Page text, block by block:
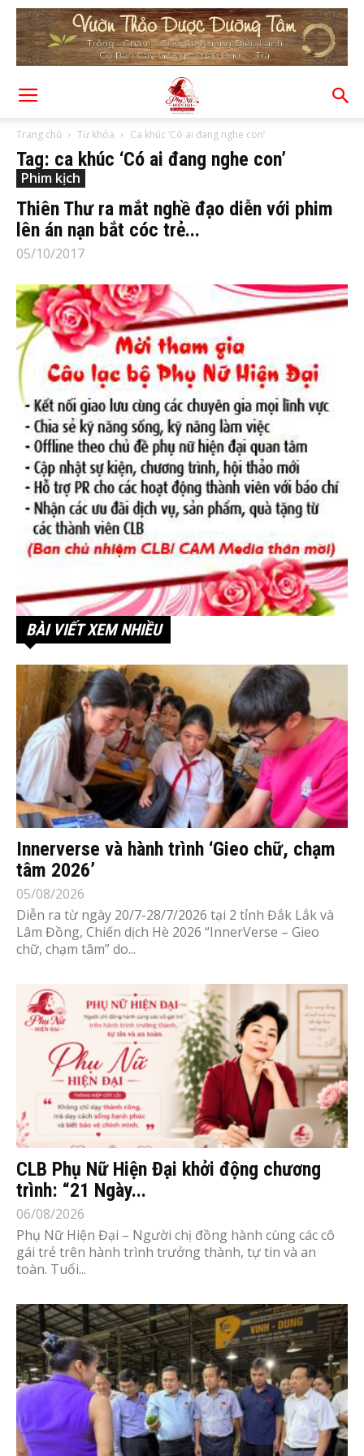
Trang chủ Từ khóa Ca khúc ‘Có ai đang nghe con’
Tag: ca khúc ‘Có ai đang nghe con’
Phim kịch
Thiên Thư ra mắt nghề đạo diễn với phim
lên án nạn bắt cóc trẻ...
05/10/2017
BÀI VIẾT XEM NHIỀU
Innerverse và hành trình ‘Gieo chữ, chạm
tâm 2026’
05/08/2026
Diễn ra từ ngày 20/7-28/7/2026 tại 2 tỉnh Đắk Lắk và
Lâm Đồng, Chiến dịch Hè 2026 “InnerVerse – Gieo
chữ, chạm tâm” do...
CLB Phụ Nữ Hiện Đại khởi động chương
trình: “21 Ngày...
06/08/2026
Phụ Nữ Hiện Đại – Người chị đồng hành cùng các cô
gái trẻ trên hành trình trưởng thành, tự tin và an
toàn. Tuổi...